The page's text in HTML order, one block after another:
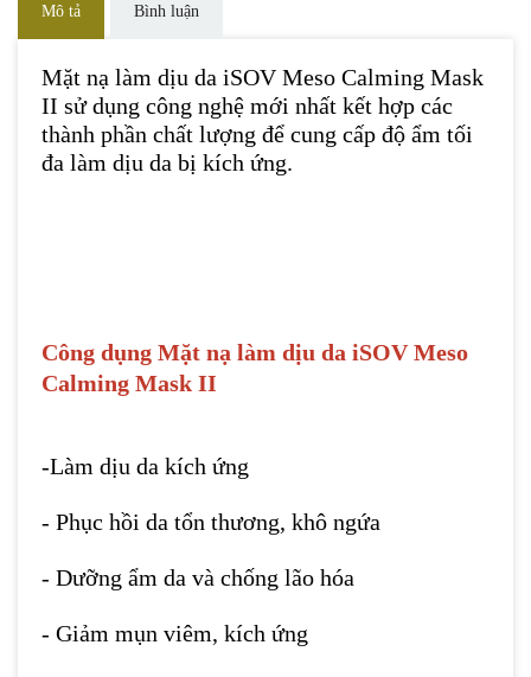
Mô tả Bình luận
Mặt nạ làm dịu da iSOV Meso Calming Mask
II sử dụng công nghệ mới nhất kết hợp các
thành phần chất lượng để cung cấp độ ẩm tối
đa làm dịu da bị kích ứng.
Công dụng Mặt nạ làm dịu da iSOV Meso
Calming Mask II
-Làm dịu da kích ứng
- Phục hồi da tổn thương, khô ngứa
- Dưỡng ẩm da và chống lão hóa
- Giảm mụn viêm, kích ứng